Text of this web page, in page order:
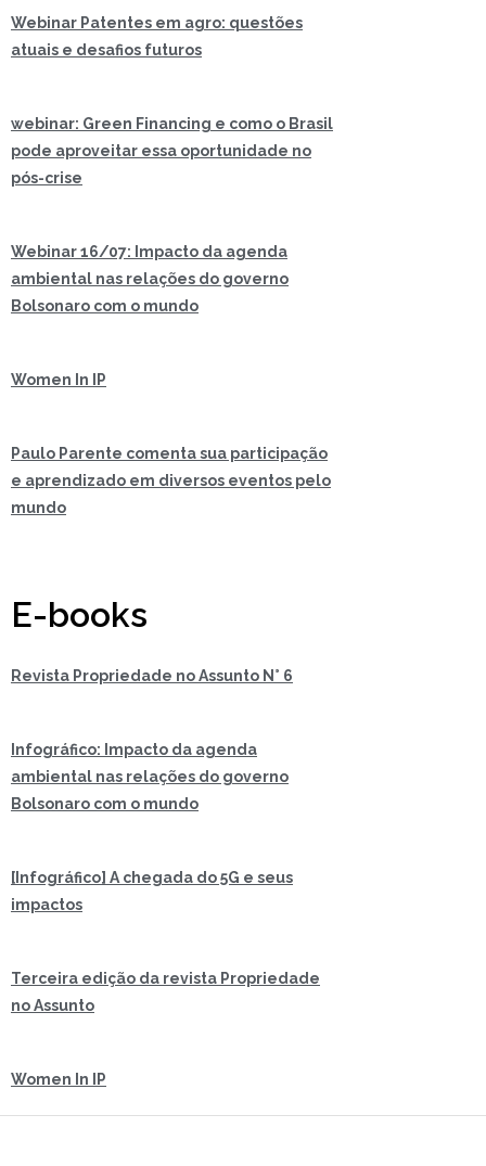
Webinar Patentes em agro: questões
atuais e desafios futuros
webinar: Green Financing e como o Brasil
pode aproveitar essa oportunidade no
pós-crise
Webinar 16/07: Impacto da agenda
ambiental nas relações do governo
Bolsonaro com o mundo
Women In IP
Paulo Parente comenta sua participação
e aprendizado em diversos eventos pelo
mundo
E-books
Revista Propriedade no Assunto N° 6
Infográfico: Impacto da agenda
ambiental nas relações do governo
Bolsonaro com o mundo
[Infográfico] A chegada do 5G e seus
impactos
Terceira edição da revista Propriedade
no Assunto
Women In IP